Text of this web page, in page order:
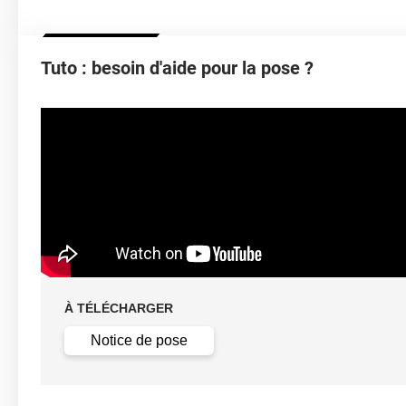
Température D'application
Type De Pose
Dépose
Tuto : besoin d'aide pour la pose ?
À TÉLÉCHARGER
Notice de pose